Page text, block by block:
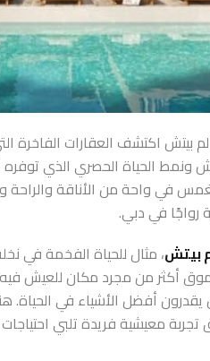
بيتش اكتشف العقارات الفاخرة
ونمط الحياة الحصري الذي توفره
في واحة من الأناقة والراحة
رواجًا في دبي.
بيتش، مثال للحياة الفخمة في
أكثر من مجرد مكان للعيش
يقدرون أفضل الأشياء في الحياة.
تجربة معيشية فريدة تلبي